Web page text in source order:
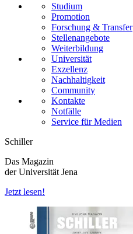
Studium
Promotion
Forschung & Transfer
Stellenangebote
Weiterbildung
Universität
Exzellenz
Nachhaltigkeit
Community
Kontakte
Notfälle
Service für Medien
Schiller
Das Magazin
der Universität Jena
Jetzt lesen!